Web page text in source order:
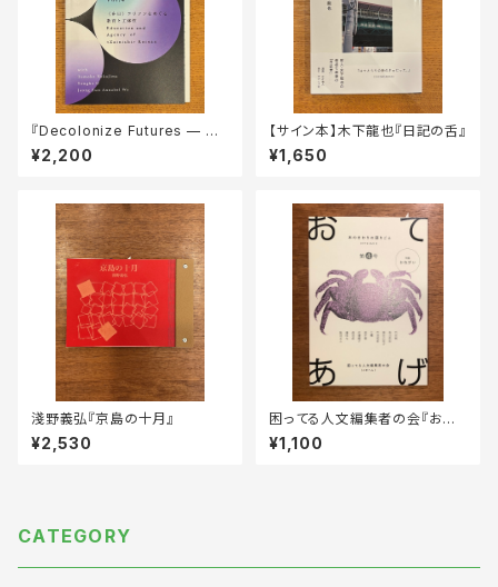
『Decolonize Futures — 複
数形の未来を脱植民地化する
— Vol. 4「〈在日〉コリアンをめ
¥2,200
【サイン本】木下龍也『日記の舌』
¥1,650
淺野義弘『京島の十月』
¥2,530
困ってる人文編集者の会『おて
あげ』第4号
¥1,100
CATEGORY